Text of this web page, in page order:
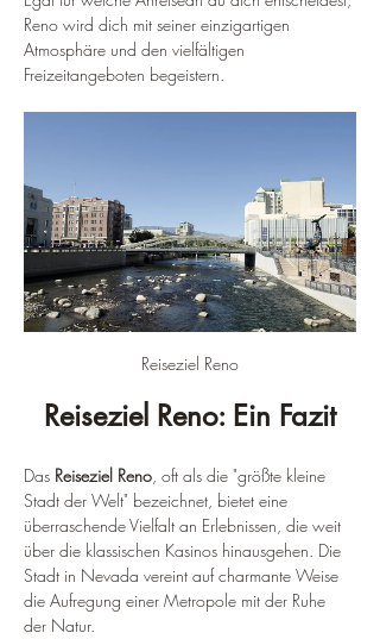
Reno wird dich mit seiner einzigartigen
Atmosphäre und den vielfältigen
Freizeitangeboten begeistern.
Reiseziel Reno
Reiseziel Reno: Ein Fazit
Das Reiseziel Reno, oft als die "größte kleine
Stadt der Welt" bezeichnet, bietet eine
überraschende Vielfalt an Erlebnissen, die weit
über die klassischen Kasinos hinausgehen. Die
Stadt in Nevada vereint auf charmante Weise
die Aufregung einer Metropole mit der Ruhe
der Natur.